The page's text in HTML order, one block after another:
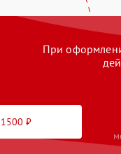
При
1500 ₽